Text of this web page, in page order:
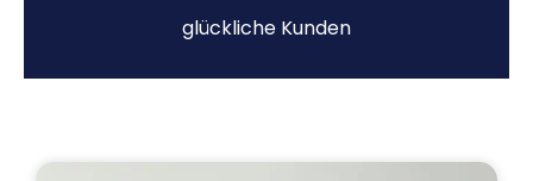
glückliche Kunden